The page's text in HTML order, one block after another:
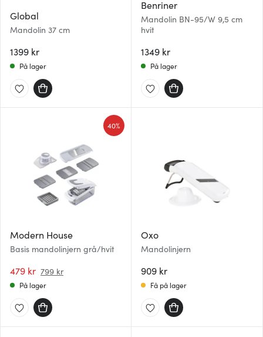
Global
Mandolin 37 cm
1399 kr
På lager
Benriner
Mandolin BN-95/W 9,5 cm
hvit
1349 kr
På lager
Modern House
Basis mandolinjern grå/hvit
479 kr 799 kr
40%
På lager
Oxo
Mandolinjern
909 kr
Få på lager